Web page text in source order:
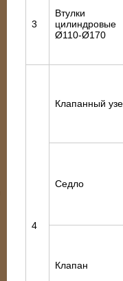
3
Втулки
цилиндровые
Ø110-Ø170
4
Клапанный
Седло
Клапан